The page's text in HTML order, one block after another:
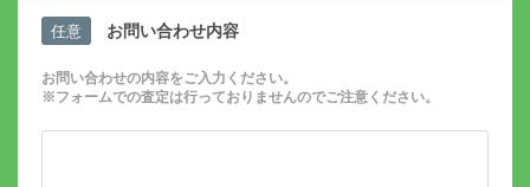
任意 お問い合わせ内容
お問い合わせの内容をご入力ください。
※フォームでの査定は行っておりませんのでご注意ください。